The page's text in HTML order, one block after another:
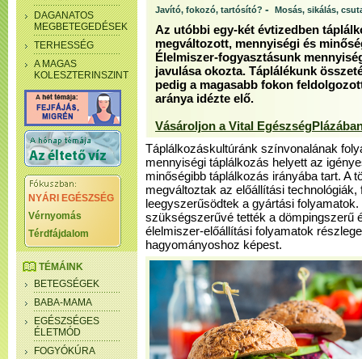
DAGANATOS
MEGBETEGEDÉSEK
TERHESSÉG
A MAGAS
KOLESZTERINSZINT
NYÁRI EGÉSZSÉG
Vérnyomás
Térdfájdalom
TÉMÁINK
BETEGSÉGEK
BABA-MAMA
EGÉSZSÉGES
ÉLETMÓD
FOGYÓKÚRA
Javító, fokozó, tartósító? - Mosás, sikálás,
Az utóbbi egy-két évtizedben
megváltozott, mennyiségi és
Élelmiszer-fogyasztásunk
javulása okozta. Táplálékunk
pedig a magasabb fokon
aránya idézte elő.
Vásároljon a Vital
Táplálkozáskultúránk színvonalának
mennyiségi táplálkozás helyett az
minőségibb táplálkozás irányába tart. A
megváltoztak az előállítási technológiák,
leegyszerűsödtek a gyártási
szükségszerűvé tették a dömpingszerű
élelmiszer-előállítási folyamatok
hagyományoshoz képest.